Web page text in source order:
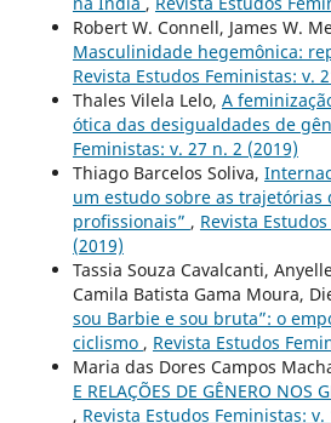
Robert W. Connell, James W.
Masculinidade hegemônica:
Revista Estudos Feministas: v.
Thales Vilela Lelo, A
ótica das desigualdades de
Feministas: v. 27 n. 2 (2019)
Thiago Barcelos Soliva,
um estudo sobre as trajetórias
profissionais” , Revista
(2019)
Tassia Souza Cavalcanti,
Camila Batista Gama Moura,
sou Barbie e sou bruta”: o
ciclismo , Revista Estudos
Maria das Dores Campos
E RELAÇÕES DE GÊNERO NOS
, Revista Estudos Feministas: v.